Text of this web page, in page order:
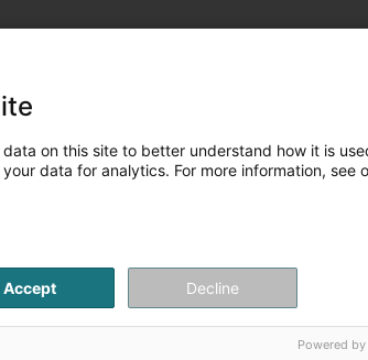
on this site to better understand how it is
data for analytics. For more information, see
Accept Decline
Powered by